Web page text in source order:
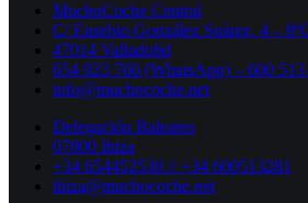
MuchoCoche Central
C/ Eusebio González Suárez, 4 –
47014 Valladolid
654 923 760 (WhatsApp) – 600 513
info@muchocoche.net
Delegación Baleares
07800 Ibiza
+34 654452530 // +34 600513281
ibiza@muchocoche.net